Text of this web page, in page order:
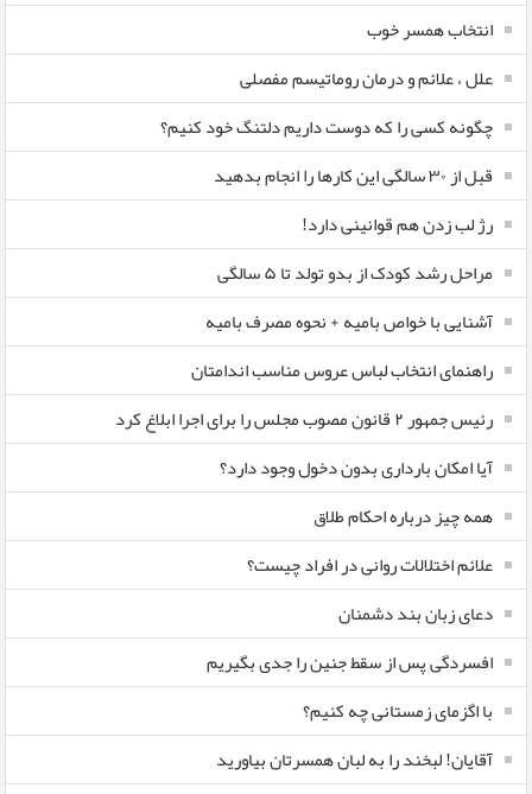
انتخاب همسر خوب
علل ، علائم و درمان روماتیسم مفصلی
چگونه کسی را که دوست داریم دلتنگ خود کنیم؟
قبل از ۳۰ سالگی این کارها را انجام بدهید
رژ لب زدن هم قوانینی دارد!
مراحل رشد کودک از بدو تولد تا ۵ سالگی
آشنایی با خواص بامیه + نحوه مصرف بامیه
راهنمای انتخاب لباس عروس مناسب اندامتان
رئیس جمهور ۲ قانون مصوب مجلس را برای اجرا ابلاغ کرد
آیا امکان بارداری بدون دخول وجود دارد؟
همه چیز درباره احکام طلاق
علائم اختلالات روانی در افراد چیست؟
دعای زبان بند دشمنان
افسردگی پس از سقط جنین را جدی بگیریم
با اگزمای زمستانی چه کنیم؟
آقایان! لبخند را به لبان همسرتان بیاورید